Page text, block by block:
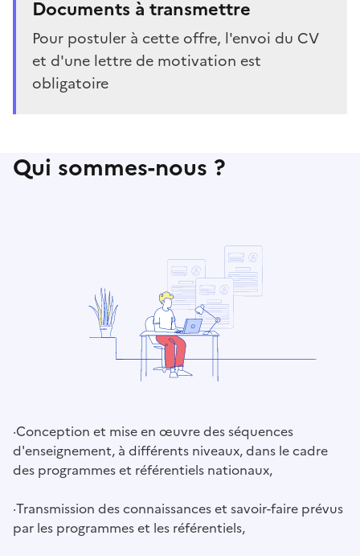
Documents à transmettre
Pour postuler à cette offre, l'envoi du CV
et d'une lettre de motivation est
obligatoire
Qui sommes-nous ?
·Conception et mise en œuvre des séquences
d'enseignement, à différents niveaux, dans le cadre
des programmes et référentiels nationaux,
·Transmission des connaissances et savoir-faire prévus
par les programmes et les référentiels,